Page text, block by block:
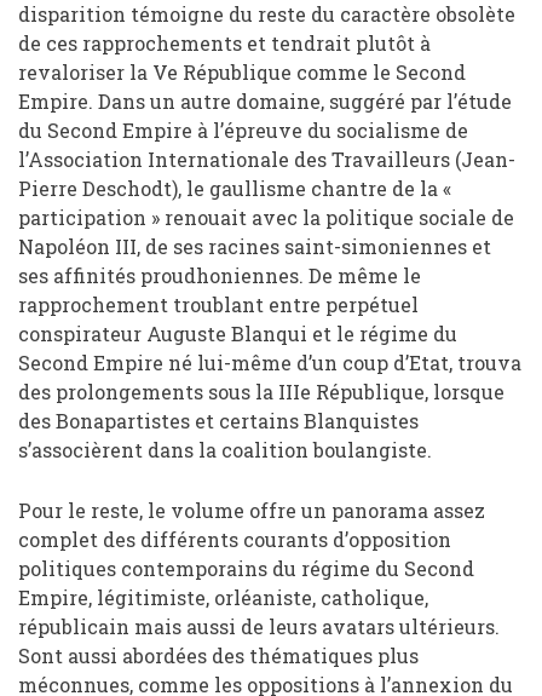
disparition témoigne du reste du caractère obsolète
de ces rapprochements et tendrait plutôt à
revaloriser la Ve République comme le Second
Empire. Dans un autre domaine, suggéré par l’étude
du Second Empire à l’épreuve du socialisme de
l’Association Internationale des Travailleurs (Jean-
Pierre Deschodt), le gaullisme chantre de la «
participation » renouait avec la politique sociale de
Napoléon III, de ses racines saint-simoniennes et
ses affinités proudhoniennes. De même le
rapprochement troublant entre perpétuel
conspirateur Auguste Blanqui et le régime du
Second Empire né lui-même d’un coup d’Etat, trouva
des prolongements sous la IIIe République, lorsque
des Bonapartistes et certains Blanquistes
s’associèrent dans la coalition boulangiste.
Pour le reste, le volume offre un panorama assez
complet des différents courants d’opposition
politiques contemporains du régime du Second
Empire, légitimiste, orléaniste, catholique,
républicain mais aussi de leurs avatars ultérieurs.
Sont aussi abordées des thématiques plus
méconnues, comme les oppositions à l’annexion du